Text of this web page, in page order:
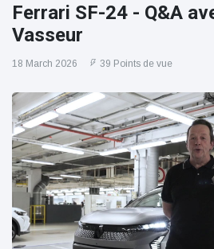
Ferrari SF-24 - Q&A
Vasseur
18 March 2026 39 Points de vue